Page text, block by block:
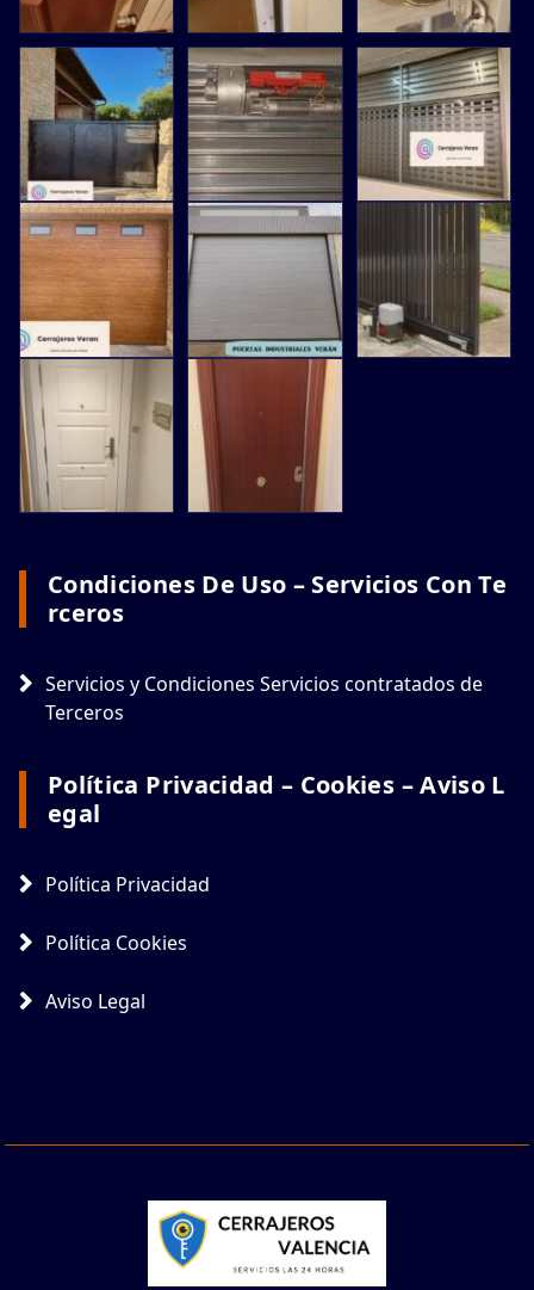
Condiciones De Uso – Servicios Con Te
Rceros
Servicios y Condiciones Servicios contratados de
Terceros
Política Privacidad – Cookies – Aviso L
Egal
Política Privacidad
Política Cookies
Aviso Legal